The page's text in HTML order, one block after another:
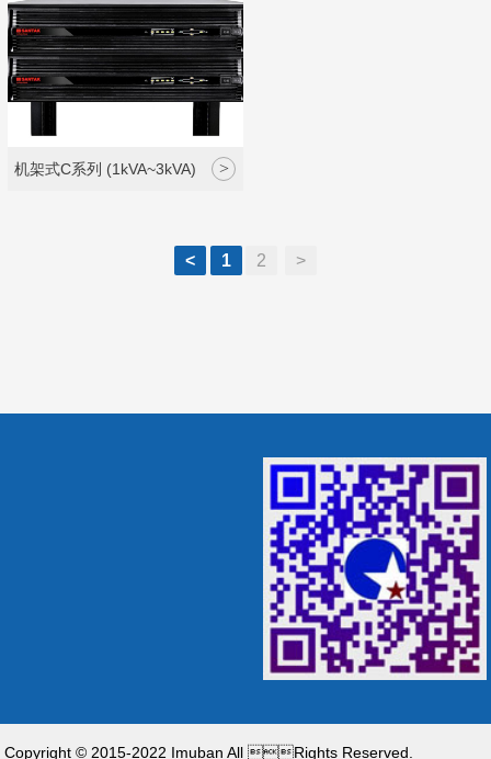
机架式C系列 (1kVA~3kVA) >
< 1 2 >
Copyright © 2015-2022 Imuban All Rights Reserved.